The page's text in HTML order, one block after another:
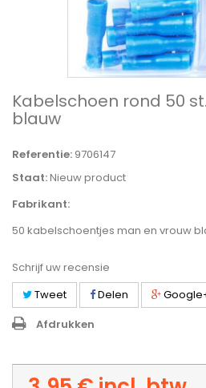
Kabelschoen rond 50
blauw
Referentie: 9706147
Staat:Nieuw product
Fabrikant:
50 kabelschoentjes man en vrouw
Schrijf uw recensie
Tweet
Delen
Afdrukken